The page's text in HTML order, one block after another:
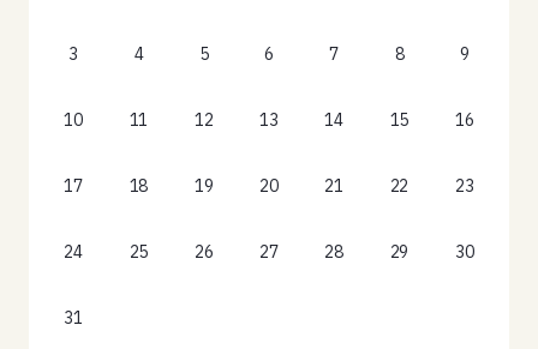
3 4 5 6 7 8 9
10 11 12 13 14 15 16
17 18 19 20 21 22 23
24 25 26 27 28 29 30
31